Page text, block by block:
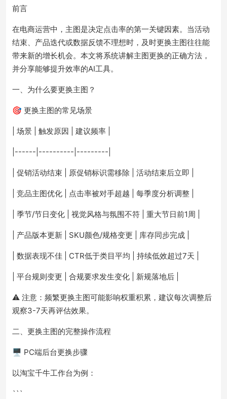
前言
在电商运营中，主图是决定点击率的第一关键因素。当活动
结束、产品迭代或数据反馈不理想时，及时更换主图往往能
带来新的增长机会。本文将系统讲解主图更换的正确方法，
并分享能够提升效率的AI工具。
一、为什么要更换主图？
🎯 更换主图的常见场景
| 场景 | 触发原因 | 建议频率 |
|------|----------|---------|
| 促销活动结束 | 原促销标识需移除 | 活动结束后立即 |
| 竞品主图优化 | 点击率被对手超越 | 每季度分析调整 |
| 季节/节日变化 | 视觉风格与氛围不符 | 重大节日前1周 |
| 产品版本更新 | SKU颜色/规格变更 | 库存同步完成 |
| 数据表现不佳 | CTR低于类目平均 | 持续低效超过7天 |
| 平台规则变更 | 合规要求发生变化 | 新规落地后 |
⚠️ 注意：频繁更换主图可能影响权重积累，建议每次调整后
观察3-7天再评估效果。
二、更换主图的完整操作流程
🖥️ PC端后台更换步骤
以淘宝千牛工作台为例：
```